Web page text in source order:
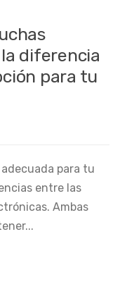
diferencia
para tu
para tu
entre las
Ambas